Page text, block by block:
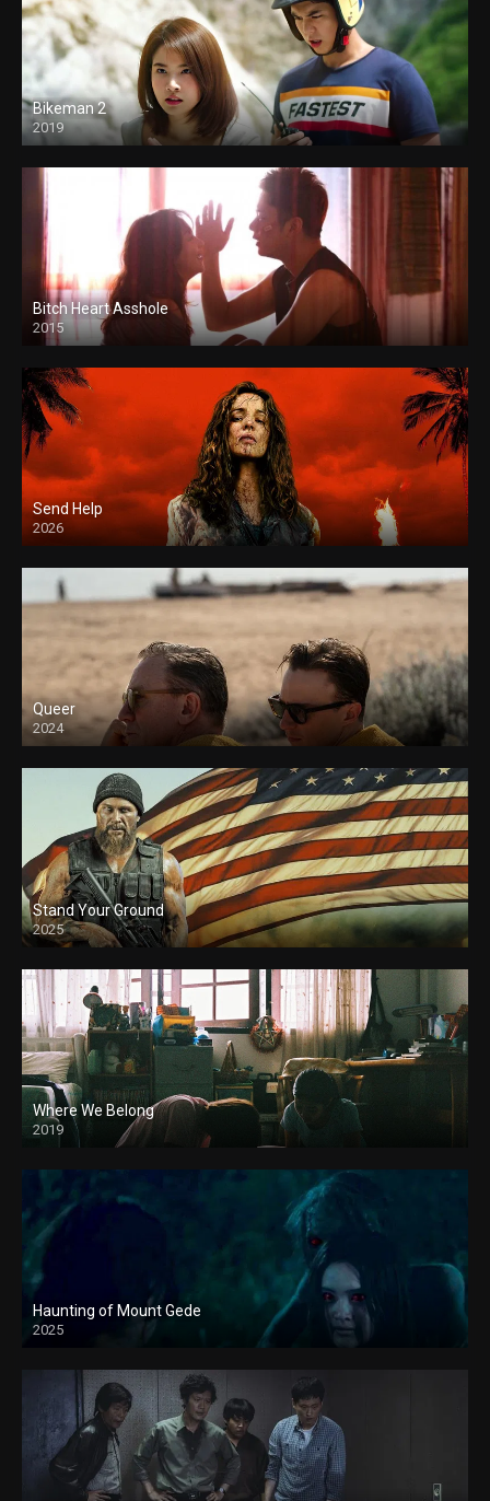
Bikeman 2
2019
Bitch Heart Asshole
2015
Send Help
2026
Queer
2024
Stand Your Ground
2025
Where We Belong
2019
Haunting of Mount Gede
2025